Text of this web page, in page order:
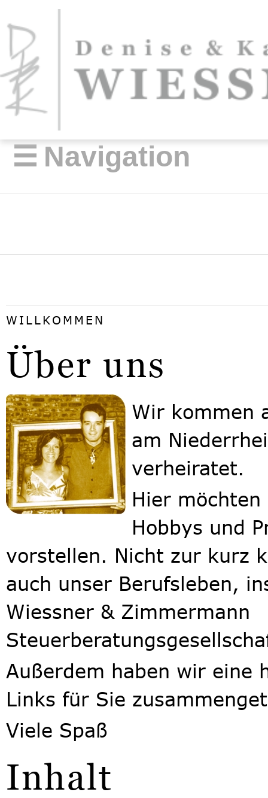
☰ Navigation
WILLKOMMEN
Über uns
Wir kommen
am
verheiratet.
Hier
Hobbys und
vorstellen. Nicht zur kurz
auch unser Berufsleben,
Wiessner & Zimmermann
Außerdem haben wir eine
Links für Sie
Viele Spaß
Inhalt